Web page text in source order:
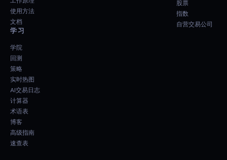
使用方法
文档
学习
学院
回测
策略
实时热图
AI交易日志
计算器
术语表
博客
高级指南
速查表
股票
指数
自营交易公司